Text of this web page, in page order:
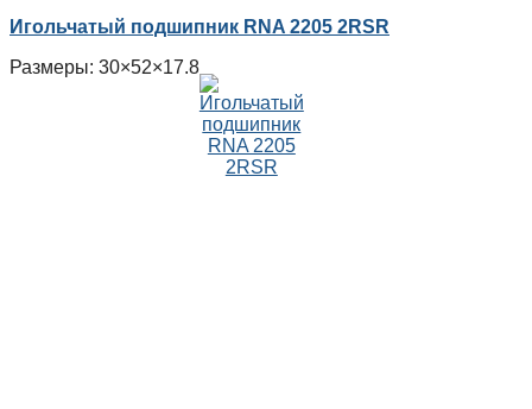
Игольчатый подшипник RNA 2205 2RSR
Размеры: 30×52×17.8